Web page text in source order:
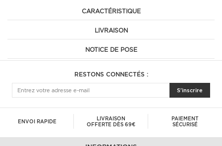
CARACTÉRISTIQUE
LIVRAISON
NOTICE DE POSE
RESTONS CONNECTÉS :
S'inscrire
ENVOI RAPIDE
LIVRAISON
OFFERTE DÈS 69€
PAIEMENT
SÉCURISÉ